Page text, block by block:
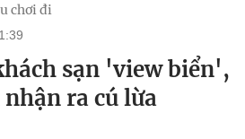
chơi đi
sạn 'view biển',
ra cú lừa